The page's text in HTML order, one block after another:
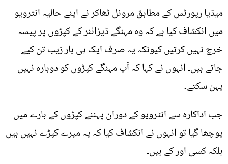
میڈیا رپورٹس کے مطابق مرونل ٹھاکر نے اپنے حالیہ انٹرویو
میں انکشاف کیا ہے کہ وہ مہنگے ڈیزائنر کے کپڑوں پر پیسہ
خرچ نہیں کرتیں کیونکہ یہ صرف ایک ہی بار زیب تن کیے
جاتے ہیں۔ انہوں نے کہا کہ آپ مہنگے کپڑوں کو دوبارہ نہیں
پہن سکتے۔
جب اداکارہ سے انٹرویو کے دوران پہننے کپڑوں کے بارے میں
پوچھا گیا تو انہوں نے انکشاف کیا کہ یہ میرے کپڑے نہیں ہیں
بلکہ کسی اور کے ہیں۔